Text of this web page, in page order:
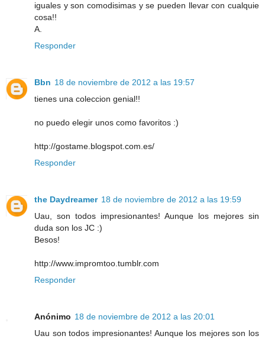
iguales y son comodisimas y se pueden llevar con cualquie
cosa!!
A.
Responder
Bbn 18 de noviembre de 2012 a las 19:57
tienes una coleccion genial!!
no puedo elegir unos como favoritos :)
http://gostame.blogspot.com.es/
Responder
the Daydreamer 18 de noviembre de 2012 a las 19:59
Uau, son todos impresionantes! Aunque los mejores sin
duda son los JC :)
Besos!
http://www.impromtoo.tumblr.com
Responder
Anónimo 18 de noviembre de 2012 a las 20:01
Uau son todos impresionantes! Aunque los mejores son los